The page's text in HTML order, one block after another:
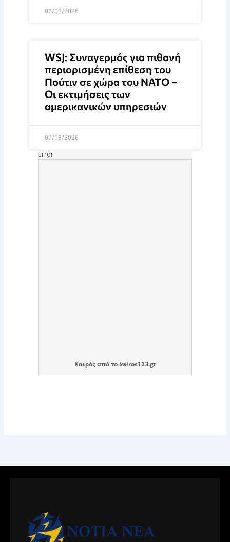
07/08/2026
WSJ: Συναγερμός για πιθανή
περιορισμένη επίθεση του
Πούτιν σε χώρα του ΝΑΤΟ –
Οι εκτιμήσεις των
αμερικανικών υπηρεσιών
07/08/2026
Καιρόςαπό το kairos123.gr